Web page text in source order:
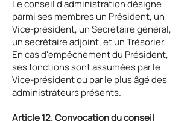
Le conseil d'administration désigne
parmi ses membres un Président, un
Vice-président, un Secrétaire général,
un secrétaire adjoint, et un Trésorier.
En cas d'empêchement du Président,
ses fonctions sont assumées par le
Vice-président ou par le plus âgé des
administrateurs présents.
Article 12. Convocation du conseil